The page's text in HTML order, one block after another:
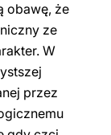
obawę, że
ze
W
przez